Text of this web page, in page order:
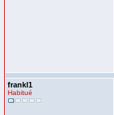
frankl1
Habitué